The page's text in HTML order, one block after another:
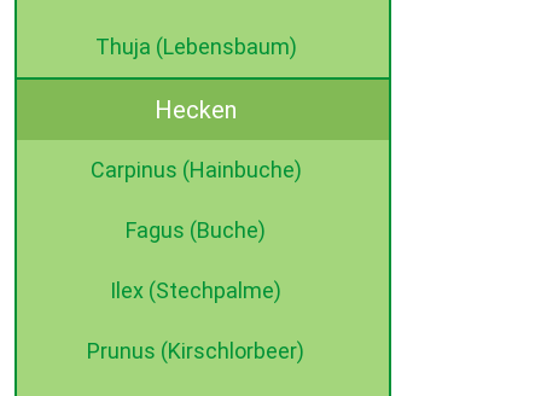
Thuja (Lebensbaum)
Hecken
Carpinus (Hainbuche)
Fagus (Buche)
Ilex (Stechpalme)
Prunus (Kirschlorbeer)